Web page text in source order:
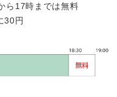
17時までは無料
円